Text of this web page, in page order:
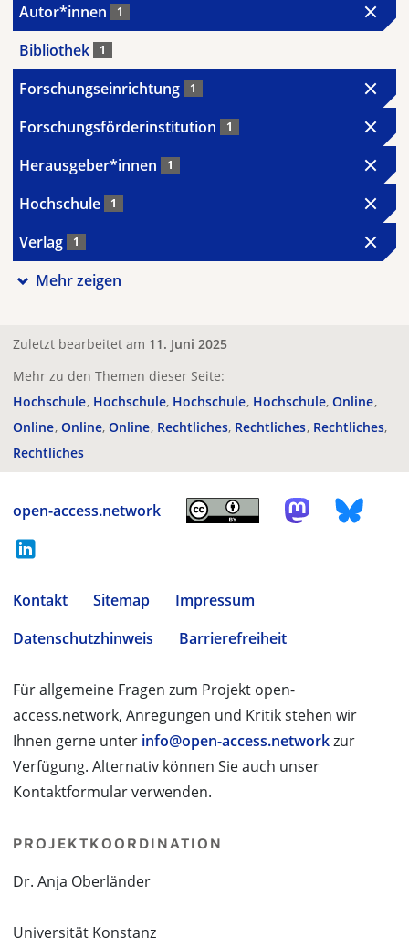
Autor*innen 1
Bibliothek 1
Forschungseinrichtung 1
Forschungsförderinstitution 1
Herausgeber*innen 1
Hochschule 1
Verlag 1
Mehr zeigen
Zuletzt bearbeitet am 11. Juni 2025
Mehr zu den Themen dieser Seite:
Hochschule Hochschule Hochschule Hochschule Online
Online Online Online Rechtliches Rechtliches Rechtliches
Rechtliches
open-access.network
Kontakt Sitemap
Impressum
Datenschutzhinweis
Barrierefreiheit
Für allgemeine Fragen zum Projekt open-
access.network, Anregungen und Kritik stehen wir
Ihnen gerne unter info@open-access.networkzur
Verfügung. Alternativ können Sie auch unser
Kontaktformular verwenden.
PROJEKTKOORDINATION
Dr. Anja Oberländer
Universität Konstanz